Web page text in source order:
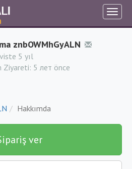
znbOWMhGyALN
5 yıl
Ziyareti: 5 лет önce
Hakkımda
ver